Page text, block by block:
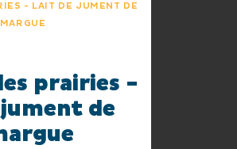
- LAIT DE JUMENT DE
prairies -
de